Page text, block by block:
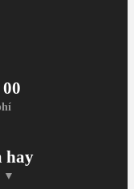
hay
▼